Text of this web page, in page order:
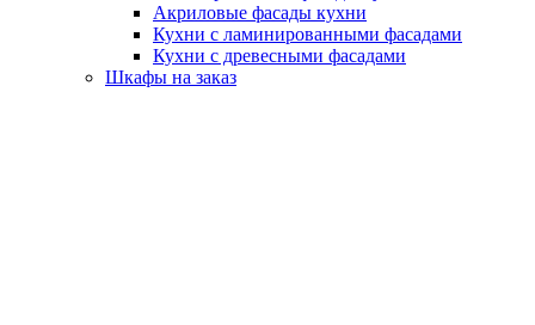
Акриловые фасады кухни
Кухни с ламинированными фасадами
Кухни с древесными фасадами
Шкафы на заказ